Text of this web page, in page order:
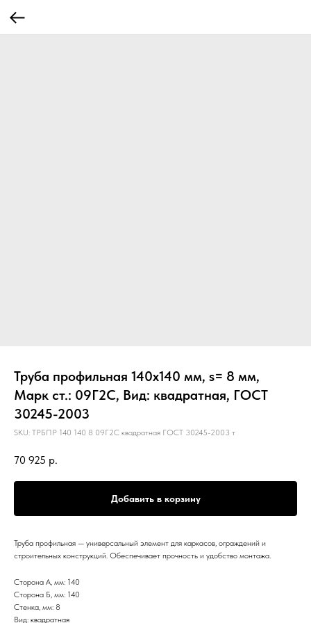
Труба профильная 140х140 мм, s= 8 мм,
Марк ст.: 09Г2С, Вид: квадратная, ГОСТ
30245-2003
SKU: ТРБПР 140 140 8 09Г2С квадратная ГОСТ 30245-2003 т
70 925 р.
Добавить в корзину
Труба профильная — универсальный элемент для каркасов, ограждений и
строительных конструкций. Обеспечивает прочность и удобство монтажа.
Сторона А, мм: 140
Сторона Б, мм: 140
Стенка, мм: 8
Вид: квадратная